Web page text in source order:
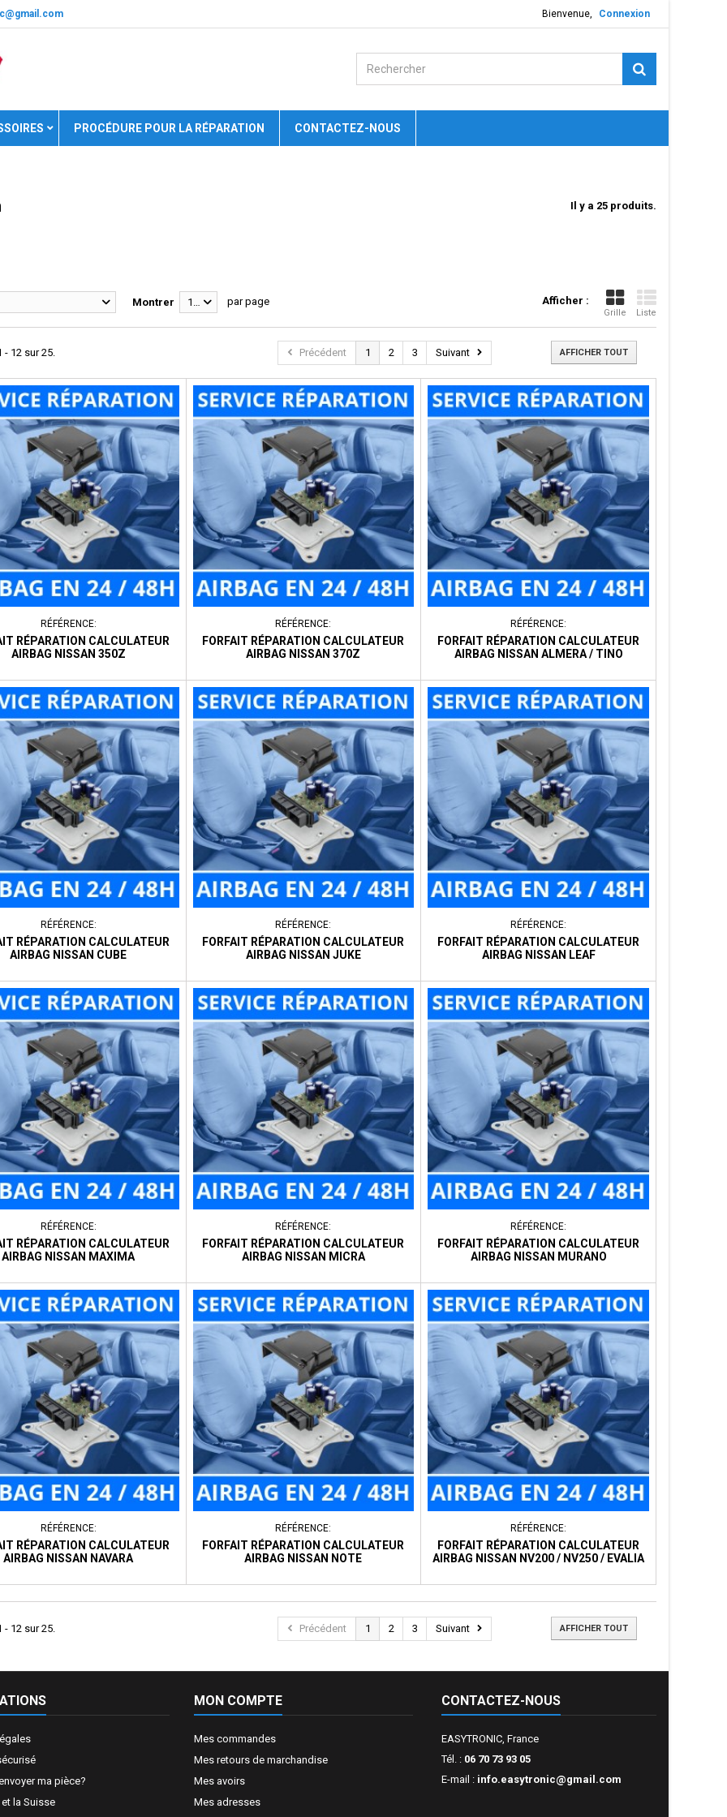
Bienvenue, Connexion
PROCÉDURE POUR LA RÉPARATION CONTACTEZ-NOUS
Il y a 25 produits.
Afficher :
Grille Liste
Montrer 12 par page
Précédent 1 2 3 Suivant AFFICHER TOUT
- 12 sur 25.
RÉFÉRENCE:
RÉPARATION CALCULATEUR
AIRBAG NISSAN 350Z
RÉFÉRENCE:
FORFAIT RÉPARATION CALCULATEUR
AIRBAG NISSAN 370Z
RÉFÉRENCE:
FORFAIT RÉPARATION CALCULATEUR
AIRBAG NISSAN ALMERA / TINO
RÉFÉRENCE:
RÉPARATION CALCULATEUR
AIRBAG NISSAN CUBE
RÉFÉRENCE:
FORFAIT RÉPARATION CALCULATEUR
AIRBAG NISSAN JUKE
RÉFÉRENCE:
FORFAIT RÉPARATION CALCULATEUR
AIRBAG NISSAN LEAF
RÉFÉRENCE:
RÉPARATION CALCULATEUR
AIRBAG NISSAN MAXIMA
RÉFÉRENCE:
FORFAIT RÉPARATION CALCULATEUR
AIRBAG NISSAN MICRA
RÉFÉRENCE:
FORFAIT RÉPARATION CALCULATEUR
AIRBAG NISSAN MURANO
RÉFÉRENCE:
RÉPARATION CALCULATEUR
AIRBAG NISSAN NAVARA
RÉFÉRENCE:
FORFAIT RÉPARATION CALCULATEUR
AIRBAG NISSAN NOTE
RÉFÉRENCE:
FORFAIT RÉPARATION CALCULATEUR
AIRBAG NISSAN NV200 / NV250 / EVALIA
Précédent 1 2 3 Suivant AFFICHER TOUT
12 sur 25.
ma pièce?
la Suisse
MON COMPTE
Mes commandes
Mes retours de marchandise
Mes avoirs
Mes adresses
CONTACTEZ-NOUS
EASYTRONIC, France
Tél. : 06 70 73 93 05
E-mail : info.easytronic@gmail.com